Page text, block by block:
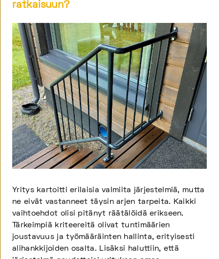
ratkaisuun?
Yritys kartoitti erilaisia valmiita järjestelmiä, mutta
ne eivät vastanneet täysin arjen tarpeita. Kaikki
vaihtoehdot olisi pitänyt räätälöidä erikseen.
Tärkeimpiä kriteereitä olivat tuntimäärien
joustavuus ja työmääräinten hallinta, erityisesti
alihankkijoiden osalta. Lisäksi haluttiin, että